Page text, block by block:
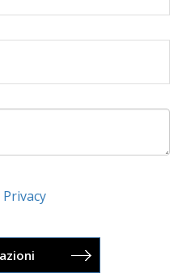
Privacy